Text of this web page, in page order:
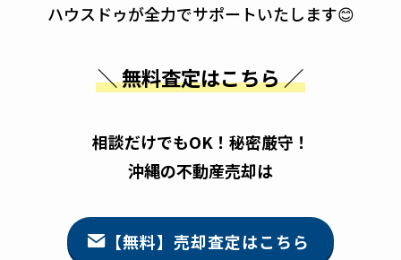
ハウスドゥが全力でサポートいたします😊
＼ 無料査定はこちら ／
相談だけでもOK！秘密厳守！
沖縄の不動産売却は
【無料】売却査定はこちら